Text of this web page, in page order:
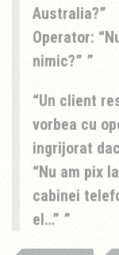
Australia?”
Operator:
nimic?”
Un client
vorbea cu
ingrijorat
“Nu am pix
cabinei
el…”